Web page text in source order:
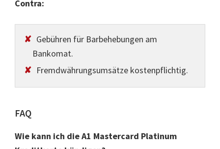
Contra:
Gebühren für Barbehebungen am
Bankomat.
Fremdwährungsumsätze kostenpflichtig.
FAQ
Wie kann ich die A1 Mastercard Platinum